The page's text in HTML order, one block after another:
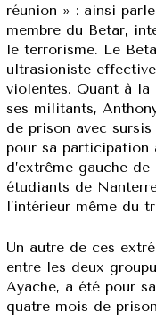
réunion » : ainsi
membre du Betar,
le terrorisme. Le
ultrasioniste
violentes. Quant à la
ses militants,
de prison avec
pour sa participation
d’extrême gauche
étudiants de
l’intérieur même du
Un autre de ces
entre les deux
Ayache, a été pour
quatre mois de